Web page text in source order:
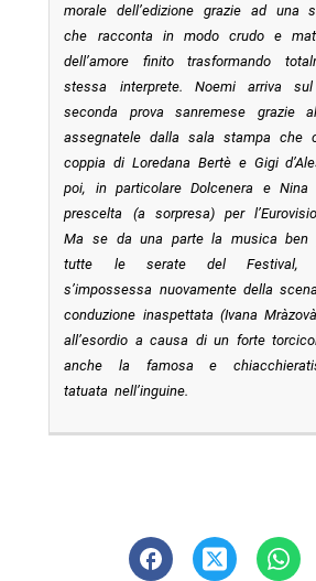
morale dell’edizione grazie ad una
che racconta in modo crudo e
dell’amore finito trasformando
stessa interprete. Noemi arriva
seconda prova sanremese grazie
assegnatele dalla sala stampa che
coppia di Loredana Bertè e Gigi
poi, in particolare Dolcenera e Nina
prescelta (a sorpresa) per
Ma se da una parte la musica ben
tutte le serate del Festival,
s’impossessa nuovamente della
conduzione inaspettata (Ivana
all’esordio a causa di un forte
anche la famosa e
tatuata nell’inguine.